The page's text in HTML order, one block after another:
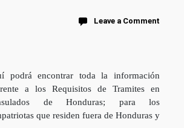
Leave a Comment
podrá encontrar toda la información
a los Requisitos de Tramites en
de Honduras; para los
que residen fuera de Honduras y